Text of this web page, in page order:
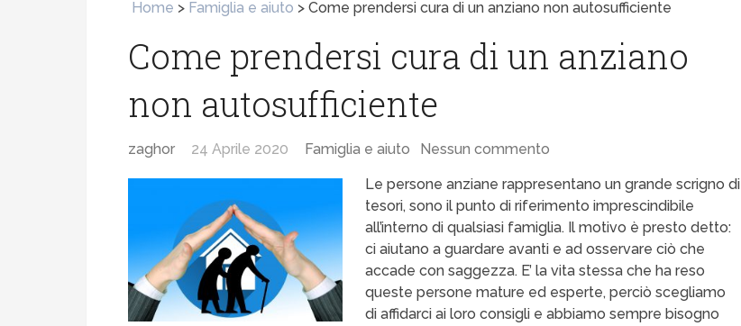
Home > Famiglia e aiuto >Come prendersi cura di un anziano non autosufficiente
Come prendersi cura di un anziano
non autosufficiente
zaghor 24 Aprile 2020 Famiglia e aiuto Nessun commento
Le persone anziane rappresentano un grande scrigno di
tesori, sono il punto di riferimento imprescindibile
all’interno di qualsiasi famiglia. Il motivo è presto detto:
ci aiutano a guardare avanti e ad osservare ciò che
accade con saggezza. E’ la vita stessa che ha reso
queste persone mature ed esperte, perciò scegliamo
di affidarci ai loro consigli e abbiamo sempre bisogno